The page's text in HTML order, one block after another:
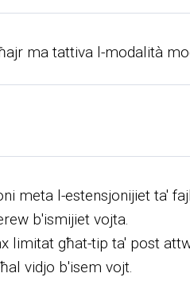
ma tattiva l-modalità
meta l-estensjonijiet ta'
b'ismijiet vojta.
limitat għat-tip ta' post
vidjo b'isem vojt.